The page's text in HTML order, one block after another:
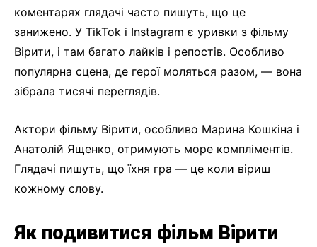
коментарях глядачі часто пишуть, що це
занижено. У TikTok і Instagram є уривки з фільму
Вірити, і там багато лайків і репостів. Особливо
популярна сцена, де герої моляться разом, — вона
зібрала тисячі переглядів.
Актори фільму Вірити, особливо Марина Кошкіна і
Анатолій Ященко, отримують море компліментів.
Глядачі пишуть, що їхня гра — це коли віриш
кожному слову.
Як подивитися фільм Вірити